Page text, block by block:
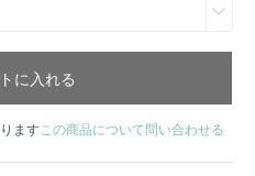
に入れる
ますこの商品について問い合わせる